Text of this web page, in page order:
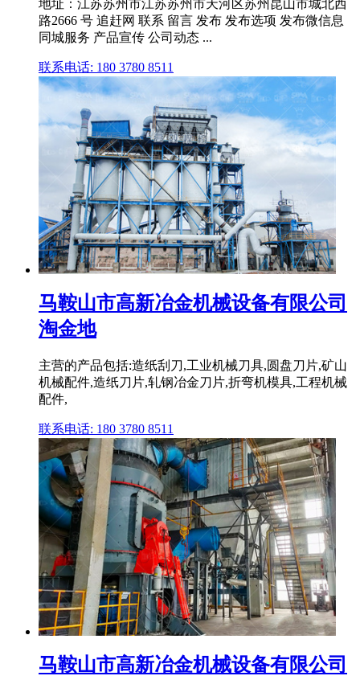
地址：江苏苏州市江苏苏州市天河区苏州昆山市城北西
路2666 号 追赶网 联系 留言 发布 发布选项 发布微信息
同城服务 产品宣传 公司动态 ...
联系电话: 180 3780 8511
马鞍山市高新冶金机械设备有限公司
淘金地
主营的产品包括:造纸刮刀,工业机械刀具,圆盘刀片,矿山
机械配件,造纸刀片,轧钢冶金刀片,折弯机模具,工程机械
配件,
联系电话: 180 3780 8511
马鞍山市高新冶金机械设备有限公司